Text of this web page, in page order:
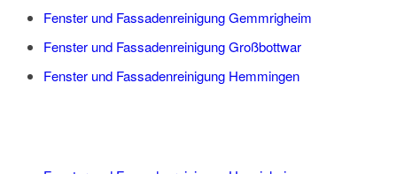
Fenster und Fassadenreinigung Gemmrigheim
Fenster und Fassadenreinigung Großbottwar
Fenster und Fassadenreinigung Hemmingen